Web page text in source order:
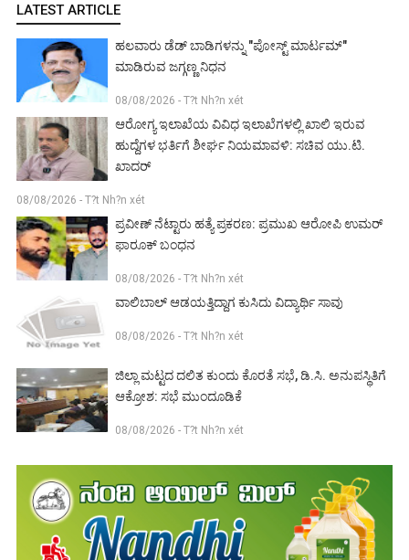
LATEST ARTICLE
ಹಲವಾರು ಡೆಡ್ ಬಾಡಿಗಳನ್ನು "ಪೋಸ್ಟ್ ಮಾರ್ಟಮ್"
ಮಾಡಿರುವ ಜಗ್ಗಣ್ಣ ನಿಧನ
08/08/2026 - T?t Nh?n xét
ಆರೋಗ್ಯ ಇಲಾಖೆಯ ವಿವಿಧ ಇಲಾಖೆಗಳಲ್ಲಿ ಖಾಲಿ ಇರುವ
ಹುದ್ದೆಗಳ ಭರ್ತಿಗೆ ಶೀರ್ಘ ನಿಯಮಾವಳಿ: ಸಚಿವ ಯು.ಟಿ.
ಖಾದರ್
08/08/2026 - T?t Nh?n xét
ಪ್ರವೀಣ್ ನೆಟ್ಟಾರು ಹತ್ಯೆ ಪ್ರಕರಣ: ಪ್ರಮುಖ ಆರೋಪಿ ಉಮರ್
ಫಾರೂಕ್ ಬಂಧನ
08/08/2026 - T?t Nh?n xét
ವಾಲಿಬಾಲ್ ಆಡಯತ್ತಿದ್ದಾಗ ಕುಸಿದು ವಿದ್ಯಾರ್ಥಿ ಸಾವು
08/08/2026 - T?t Nh?n xét
ಜಿಲ್ಲಾ ಮಟ್ಟದ ದಲಿತ ಕುಂದು ಕೊರತೆ ಸಭೆ, ಡಿ.ಸಿ. ಅನುಪಸ್ಥಿತಿಗೆ
ಆಕ್ರೋಶ: ಸಭೆ ಮುಂದೂಡಿಕೆ
08/08/2026 - T?t Nh?n xét